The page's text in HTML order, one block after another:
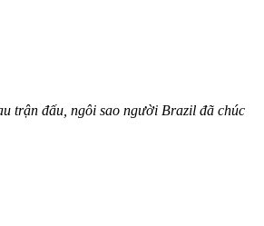
trận đấu, ngôi sao người Brazil đã chúc